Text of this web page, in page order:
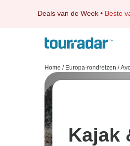
Deals van de Week • Beste
Home / Europa-rondreizen /
Kajak